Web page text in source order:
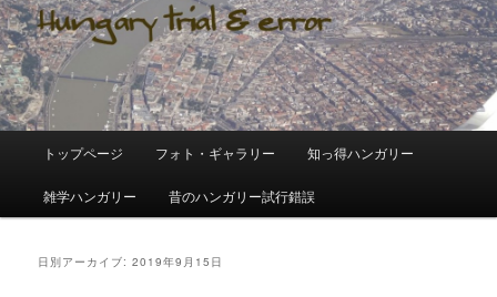
メ
メ
イ
サ
ブ
トップページ フォト・ギャラリー 知っ得ハンガリー
雑学ハンガリー 昔のハンガリー試行錯誤
日別アーカイブ:2019年9月15日